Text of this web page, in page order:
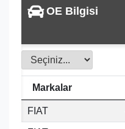
OE Bilgisi
Markalar
FIAT